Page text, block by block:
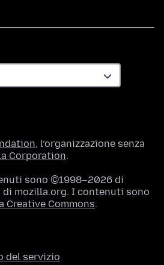
, l’organizzazione senza
Corporation.
sono ©1998–2026 di
mozilla.org. I contenuti sono
Creative Commons.
del servizio